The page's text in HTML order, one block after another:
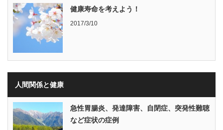
健康寿命を考えよう！
2017/3/10
人間関係と健康
急性胃腸炎、発達障害、自閉症、突発性難聴
など症状の症例